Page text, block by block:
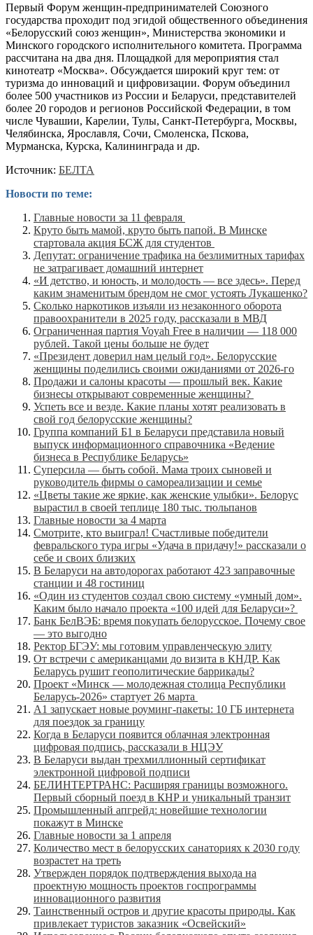
Первый Форум женщин-предпринимателей Союзного
государства проходит под эгидой общественного объединения
«Белорусский союз женщин», Министерства экономики и
Минского городского исполнительного комитета. Программа
рассчитана на два дня. Площадкой для мероприятия стал
кинотеатр «Москва». Обсуждается широкий круг тем: от
туризма до инноваций и цифровизации. Форум объединил
более 500 участников из России и Беларуси, представителей
более 20 городов и регионов Российской Федерации, в том
числе Чувашии, Карелии, Тулы, Санкт-Петербурга, Москвы,
Челябинска, Ярославля, Сочи, Смоленска, Пскова,
Мурманска, Курска, Калининграда и др.
Источник: БЕЛТА
Новости по теме:
Главные новости за 11 февраля
Круто быть мамой, круто быть папой. В Минске
стартовала акция БСЖ для студентов
Депутат: ограничение трафика на безлимитных тарифах
не затрагивает домашний интернет
«И детство, и юность, и молодость — все здесь». Перед
каким знаменитым брендом не смог устоять Лукашенко?
Сколько наркотиков изъяли из незаконного оборота
правоохранители в 2025 году, рассказали в МВД
Ограниченная партия Voyah Free в наличии — 118 000
рублей. Такой цены больше не будет
«Президент доверил нам целый год». Белорусские
женщины поделились своими ожиданиями от 2026-го
Продажи и салоны красоты — прошлый век. Какие
бизнесы открывают современные женщины?
Успеть все и везде. Какие планы хотят реализовать в
свой год белорусские женщины?
Группа компаний Б1 в Беларуси представила новый
выпуск информационного справочника «Ведение
бизнеса в Республике Беларусь»
Суперсила — быть собой. Мама троих сыновей и
руководитель фирмы о самореализации и семье
«Цветы такие же яркие, как женские улыбки». Белорус
вырастил в своей теплице 180 тыс. тюльпанов
Главные новости за 4 марта
Смотрите, кто выиграл! Счастливые победители
февральского тура игры «Удача в придачу!» рассказали о
себе и своих близких
В Беларуси на автодорогах работают 423 заправочные
станции и 48 гостиниц
«Один из студентов создал свою систему «умный дом».
Каким было начало проекта «100 идей для Беларуси»?
Банк БелВЭБ: время покупать белорусское. Почему свое
— это выгодно
Ректор БГЭУ: мы готовим управленческую элиту
От встречи с американцами до визита в КНДР. Как
Беларусь рушит геополитические баррикады?
Проект «Минск — молодежная столица Республики
Беларусь-2026» стартует 26 марта
А1 запускает новые роуминг-пакеты: 10 ГБ интернета
для поездок за границу
Когда в Беларуси появится облачная электронная
цифровая подпись, рассказали в НЦЭУ
В Беларуси выдан трехмиллионный сертификат
электронной цифровой подписи
БЕЛИНТЕРТРАНС: Расширяя границы возможного.
Первый сборный поезд в КНР и уникальный транзит
Промышленный апгрейд: новейшие технологии
покажут в Минске
Главные новости за 1 апреля
Количество мест в белорусских санаториях к 2030 году
возрастет на треть
Утвержден порядок подтверждения выхода на
проектную мощность проектов госпрограммы
инновационного развития
Таинственный остров и другие красоты природы. Как
привлекает туристов заказник «Освейский»